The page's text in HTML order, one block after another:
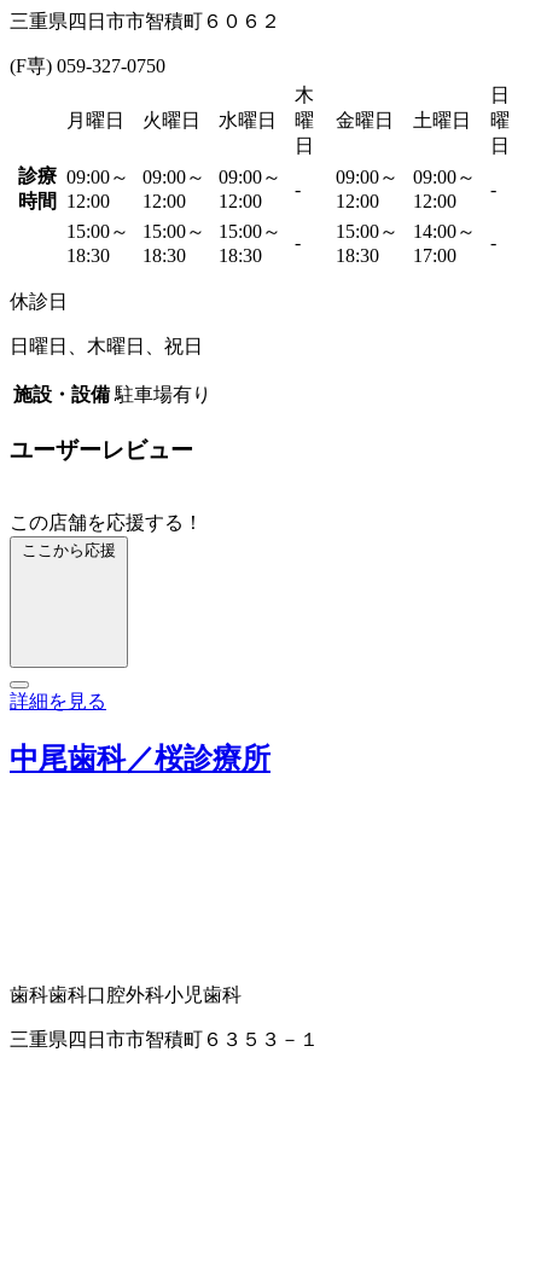
三重県四日市市智積町６０６２
(F専) 059-327-0750
月曜日 火曜日 水曜日
木
曜
日
金曜日 土曜日
日
曜
日
診療
時間
09:00～
12:00
09:00～
12:00
09:00～
12:00
-
09:00～
12:00
09:00～
12:00
-
15:00～
18:30
15:00～
18:30
15:00～
18:30
-
15:00～
18:30
14:00～
17:00
-
休診日
日曜日、木曜日、祝日
施設・設備 駐車場有り
ユーザーレビュー
この店舗を応援する！
ここから応援
詳細を見る
中尾歯科／桜診療所
歯科歯科口腔外科小児歯科
三重県四日市市智積町６３５３－１